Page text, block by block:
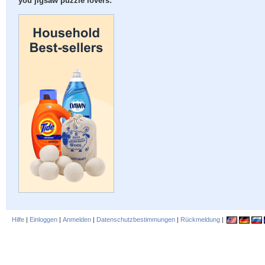
Hilfe | Einloggen | Anmelden | Datenschutzbestimmungen | Rückmeldung |